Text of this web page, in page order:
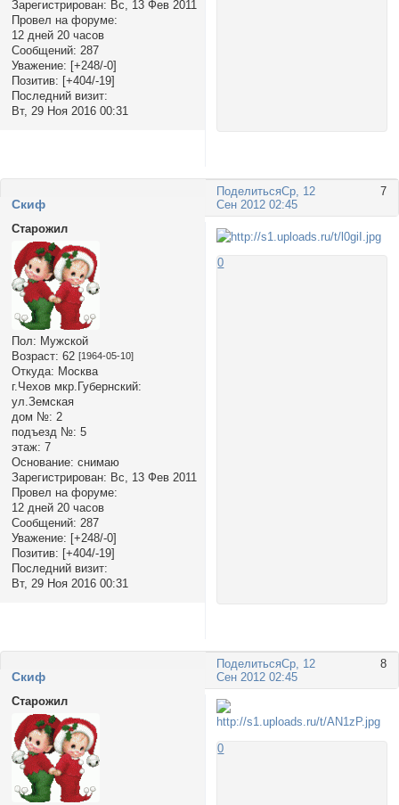
Зарегистрирован: Вс, 13 Фев 2011
Провел на форуме:
12 дней 20 часов
Сообщений: 287
Уважение: [+248/-0]
Позитив: [+404/-19]
Последний визит:
Вт, 29 Ноя 2016 00:31
Поделиться 7
Ср, 12
Сен 2012 02:45
Cкиф
Старожил
Пол: Мужской
Возраст: 62 [1964-05-10]
Откуда: Москва
г.Чехов мкр.Губернский:
ул.Земская
дом №: 2
подъезд №: 5
этаж: 7
Основание: снимаю
Зарегистрирован: Вс, 13 Фев 2011
Провел на форуме:
12 дней 20 часов
Сообщений: 287
Уважение: [+248/-0]
Позитив: [+404/-19]
Последний визит:
Вт, 29 Ноя 2016 00:31
0
Поделиться 8
Ср, 12
Сен 2012 02:45
Cкиф
Старожил
0